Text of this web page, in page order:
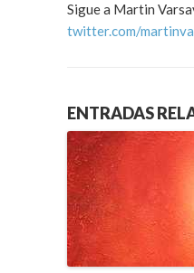
Sigue a Martin
twitter.com/
ENTRADAS